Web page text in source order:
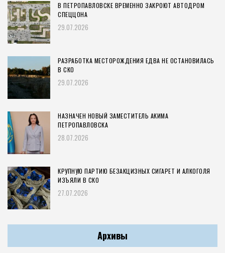
В ПЕТРОПАВЛОВСКЕ ВРЕМЕННО ЗАКРОЮТ АВТОДРОМ
СПЕЦЦОНА
29.07.2026
РАЗРАБОТКА МЕСТОРОЖДЕНИЯ ЕДВА НЕ ОСТАНОВИЛАСЬ
В СКО
29.07.2026
НАЗНАЧЕН НОВЫЙ ЗАМЕСТИТЕЛЬ АКИМА
ПЕТРОПАВЛОВСКА
28.07.2026
КРУПНУЮ ПАРТИЮ БЕЗАКЦИЗНЫХ СИГАРЕТ И АЛКОГОЛЯ
ИЗЪЯЛИ В СКО
27.07.2026
Архивы